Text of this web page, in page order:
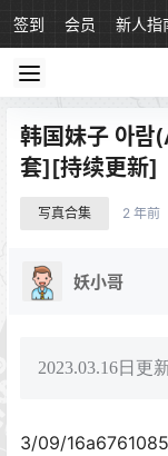
签到 会员 新人指
韩国妹子 아
套][持续更新]
写真合集 2 年前
妖小哥
2023.03.16日更
3/09/